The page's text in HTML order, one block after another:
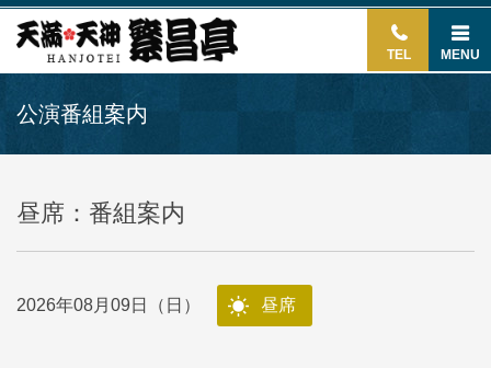
TEL MENU
公演番組案内
昼席：番組案内
2026年08月09日（日） 昼席